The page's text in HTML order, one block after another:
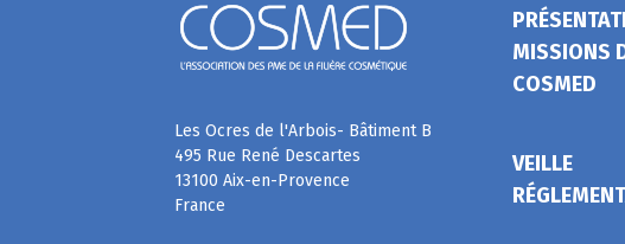
Les Ocres de l'Arbois- Bâtiment B
495 Rue René Descartes
13100 Aix-en-Provence
France
MISSIONS
COSMED
VEILLE